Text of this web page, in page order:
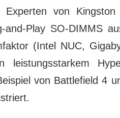
von
and-Play SO-DIMMS
(Intel NUC,
von Battlefield 4